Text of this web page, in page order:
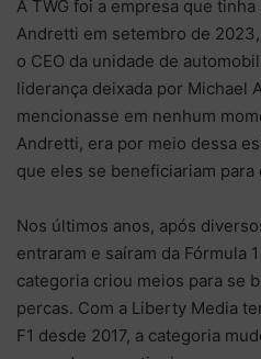
A TWG foi a empresa que
Andretti em setembro de
o CEO da unidade de
liderança deixada por Michael
mencionasse em nenhum
Andretti, era por meio dessa
que eles se beneficiariam para
Nos últimos anos, após
entraram e saíram da Fórmula
categoria criou meios para se
percas. Com a Liberty Media
F1 desde 2017, a categoria